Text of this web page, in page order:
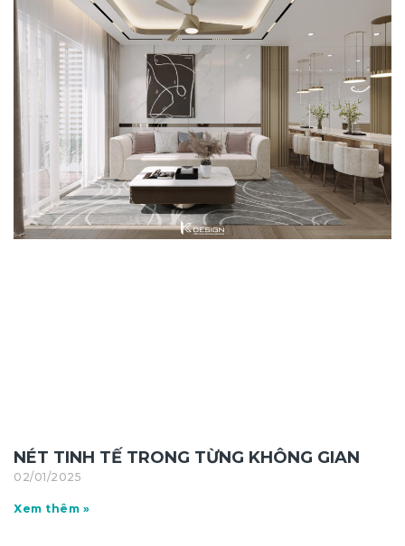
NÉT TINH TẾ TRONG TỪNG KHÔNG GIAN
02/01/2025
Xem thêm »